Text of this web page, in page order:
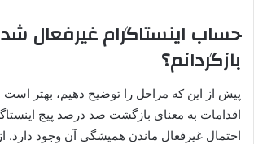
حساب اینستاگرام غیرفعال
بازگردانم؟
پیش از این که مراحل را توضیح دهیم، بهتر است
اقدامات به معنای بازگشت صد درصد پیج
احتمال غیرفعال ماندن همیشگی آن وجود دارد.